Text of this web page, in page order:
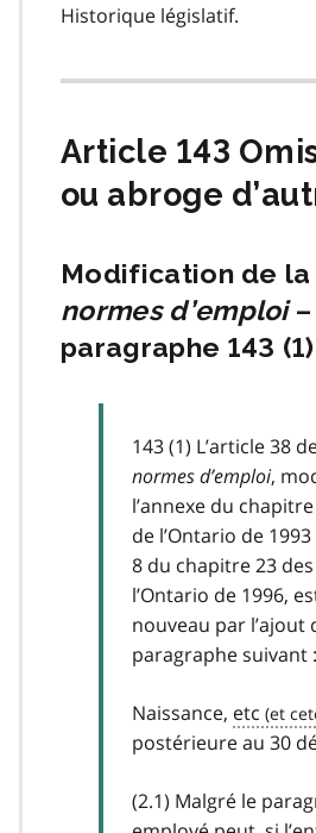
Historique législatif.
Article 143
ou abroge
Modification de la
normes d’emploi–
paragraphe 143 (1)
143 (1) L’article 38
normes d’emploi,
l’annexe du
de l’Ontario de
8 du chapitre 23
l’Ontario de 1996,
nouveau par l’ajout
paragraphe suivant :
Naissance, etc
postérieure au 30
(2.1) Malgré le